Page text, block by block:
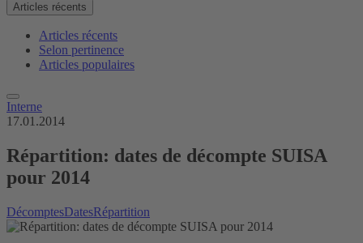
Articles récents
Articles récents
Selon pertinence
Articles populaires
Interne
17.01.2014
Répartition: dates de décompte SUISA
pour 2014
DécomptesDatesRépartition